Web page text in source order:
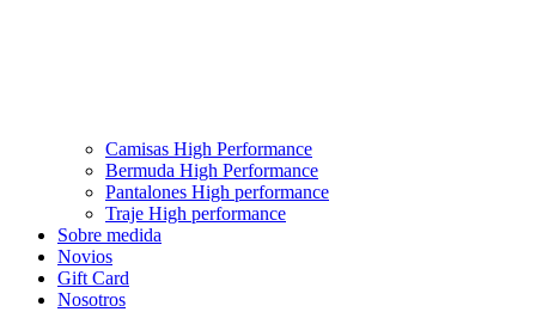
Camisas High Performance
Bermuda High Performance
Pantalones High performance
Traje High performance
Sobre medida
Novios
Gift Card
Nosotros